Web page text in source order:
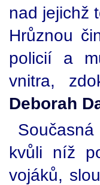
nad jejichž
Hrůznou
policií a
vnitra,
Deborah
kvůli níž
vojáků,